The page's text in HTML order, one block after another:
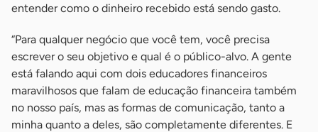
entender como o dinheiro recebido está sendo gasto.
“Para qualquer negócio que você tem, você precisa
escrever o seu objetivo e qual é o público-alvo. A gente
está falando aqui com dois educadores financeiros
maravilhosos que falam de educação financeira também
no nosso país, mas as formas de comunicação, tanto a
minha quanto a deles, são completamente diferentes. E